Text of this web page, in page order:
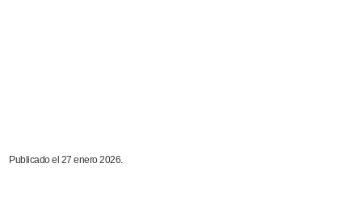
Publicado el 27 enero 2026.